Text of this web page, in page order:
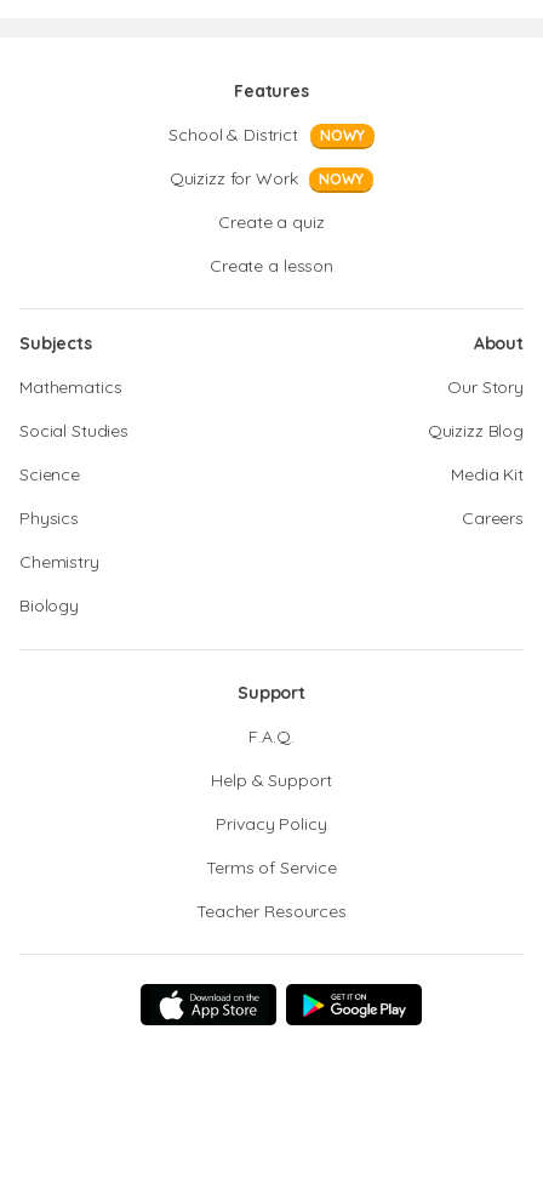
Features
School & District
NOWY
Quizizz for Work NOWY
Create a quiz
Create a lesson
Subjects
Mathematics
Social Studies
Science
Physics
Chemistry
Biology
About
Our Story
Quizizz Blog
Media Kit
Careers
Support
F.A.Q.
Help & Support
Privacy Policy
Terms of Service
Teacher Resources